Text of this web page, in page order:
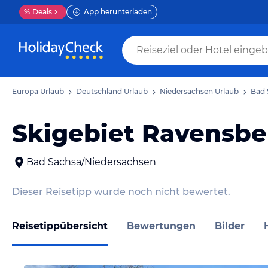
% Deals App herunterladen
Europa Urlaub Deutschland Urlaub Niedersachsen Urlaub Bad
Skigebiet
Bad Sachsa/Niedersachsen
Dieser Reisetipp wurde noch nicht bewertet.
Reisetippübersicht Bewertungen Bilder